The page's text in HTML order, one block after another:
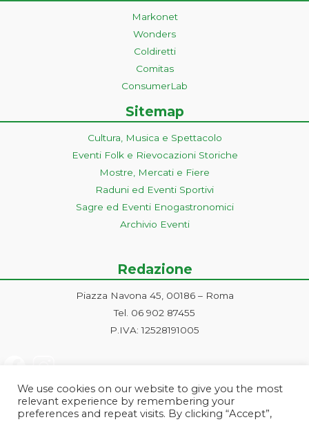
Markonet
Wonders
Coldiretti
Comitas
ConsumerLab
Sitemap
Cultura, Musica e Spettacolo
Eventi Folk e Rievocazioni Storiche
Mostre, Mercati e Fiere
Raduni ed Eventi Sportivi
Sagre ed Eventi Enogastronomici
Archivio Eventi
Redazione
Piazza Navona 45, 00186 – Roma
Tel. 06 902 87455
P.IVA: 12528191005
We use cookies on our website to give you the most
relevant experience by remembering your
preferences and repeat visits. By clicking “Accept”,